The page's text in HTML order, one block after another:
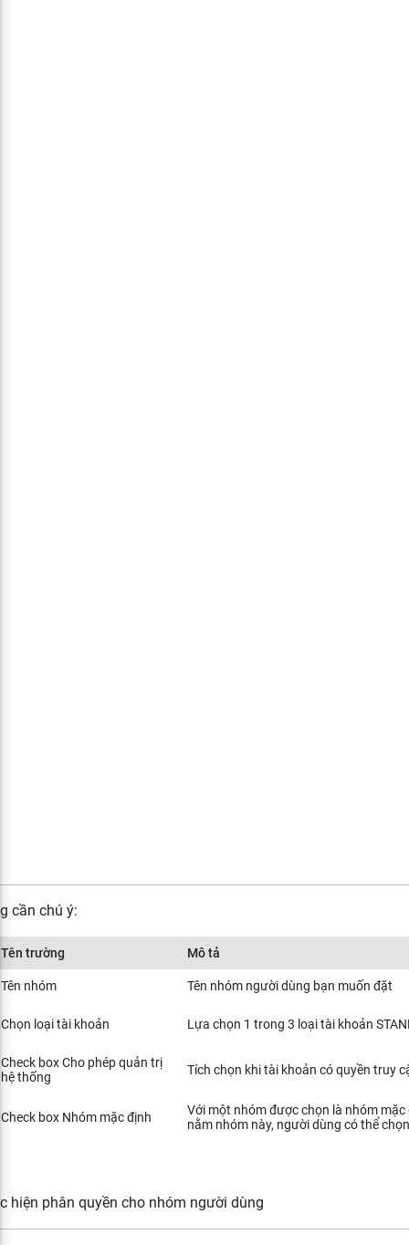
cần chú ý:
Tên trường Mô tả
Tên nhóm Tên nhóm người dùng bạn muốn đặt
Chọn loại tài khoản Lựa chọn 1 trong 3 loại tài khoản
Check box Cho phép quản trị
hệ thống
Tích chọn khi tài khoản có quyền truy
Check box Nhóm mặc định
Với một nhóm được chọn là nhóm
nằm nhóm này, người dùng có thể
hiện phân quyền cho nhóm người dùng